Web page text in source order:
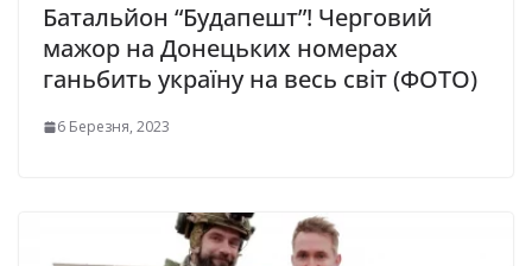
Батальйон “Будапешт”! Черговий
мажор на Донецьких номерах
ганьбить україну на весь світ (ФОТО)
6 Березня, 2023